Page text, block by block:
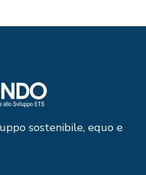
sostenibile, equo e